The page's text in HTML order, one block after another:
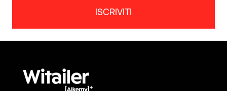
ISCRIVITI